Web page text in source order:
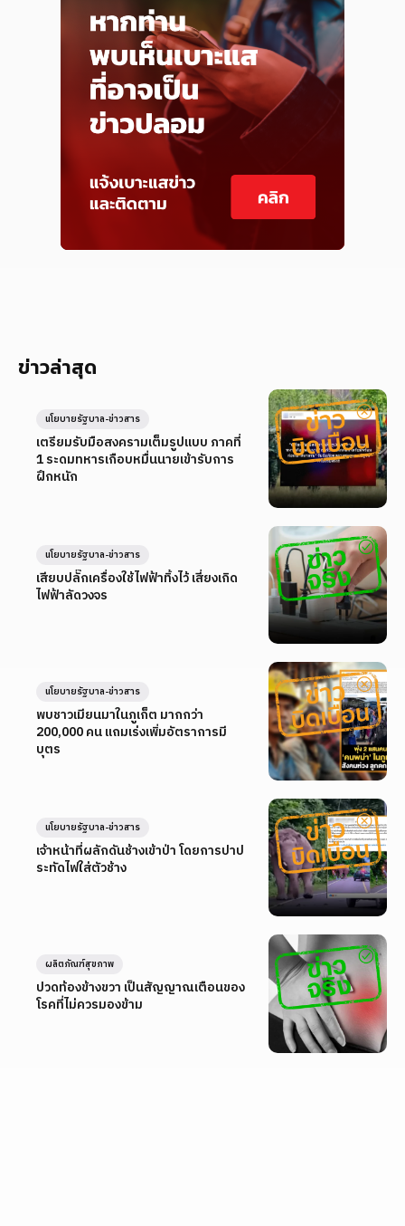
ข่าวล่าสุด
เตรียมรับมือสงครามเต็มรูปแบบ ภาคที่
1 ระดมทหารเกือบหมื่นนายเข้ารับการ
ฝึกหนัก
นโยบายรัฐบาล-ข่าวสาร
เสียบปลั๊กเครื่องใช้ไฟฟ้าทิ้งไว้ เสี่ยงเกิด
ไฟฟ้าลัดวงจร
นโยบายรัฐบาล-ข่าวสาร
พบชาวเมียนมาในภูเก็ต มากกว่า
200,000 คน แถมเร่งเพิ่มอัตราการมี
บุตร
นโยบายรัฐบาล-ข่าวสาร
เจ้าหน้าที่ผลักดันช้างเข้าป่า โดยการปาป
ระทัดไฟใส่ตัวช้าง
นโยบายรัฐบาล-ข่าวสาร
ปวดท้องข้างขวา เป็นสัญญาณเตือนของ
โรคที่ไม่ควรมองข้าม
ผลิตภัณฑ์สุขภาพ